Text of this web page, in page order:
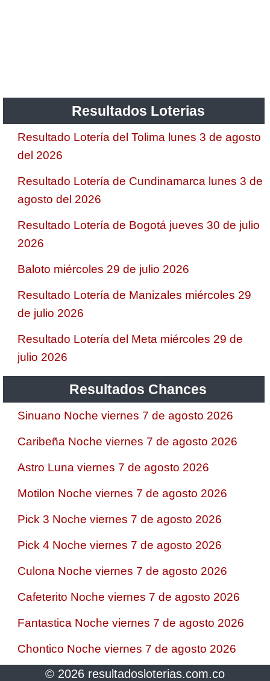
Resultados Loterias
Resultado Lotería del Tolima lunes 3 de agosto
del 2026
Resultado Lotería de Cundinamarca lunes 3 de
agosto del 2026
Resultado Lotería de Bogotá jueves 30 de julio
2026
Baloto miércoles 29 de julio 2026
Resultado Lotería de Manizales miércoles 29
de julio 2026
Resultado Lotería del Meta miércoles 29 de
julio 2026
Resultados Chances
Sinuano Noche viernes 7 de agosto 2026
Caribeña Noche viernes 7 de agosto 2026
Astro Luna viernes 7 de agosto 2026
Motilon Noche viernes 7 de agosto 2026
Pick 3 Noche viernes 7 de agosto 2026
Pick 4 Noche viernes 7 de agosto 2026
Culona Noche viernes 7 de agosto 2026
Cafeterito Noche viernes 7 de agosto 2026
Fantastica Noche viernes 7 de agosto 2026
Chontico Noche viernes 7 de agosto 2026
© 2026 resultadosloterias.com.co